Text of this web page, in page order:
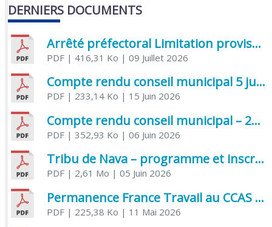
DERNIERS DOCUMENTS
Arrêté préfectoral Limitation provisoire des usages de l’eau
PDF| 416,31 Ko | 09 Juillet 2026
Compte rendu conseil municipal 5 juin 2026 sénatoriale
PDF| 233,14 Ko | 15 Juin 2026
Compte rendu conseil municipal – 21 avril 2026
PDF| 352,93 Ko | 06 Juin 2026
Tribu de Nava – programme et inscriptions été 2026
PDF| 2,61 Mo | 05 Juin 2026
Permanence France Travail au CCAS de Saujon Juin 2026
PDF| 225,38 Ko | 11 Mai 2026